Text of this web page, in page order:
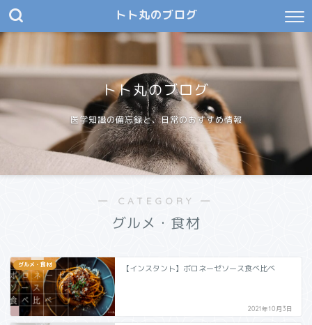
トト丸のブログ
トト丸のブログ
医学知識の備忘録と、日常のおすすめ情報
― CATEGORY ―
グルメ・食材
グルメ・食材 【インスタント】ボロネーゼソース食べ比べ
2021年10月3日